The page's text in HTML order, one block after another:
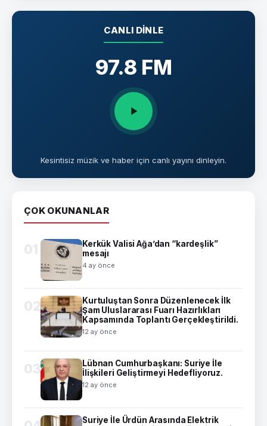
CANLI DINLE
97.8 FM
Kesintisiz müzik ve haber için canlı yayını dinleyin.
ÇOK OKUNANLAR
01
Kerkük Valisi Ağa’dan “kardeşlik”
mesajı
4 ay önce
02
Kurtuluştan Sonra Düzenlenecek İlk
Şam Uluslararası Fuarı Hazırlıkları
Kapsamında Toplantı Gerçekleştirildi.
12 ay önce
03
Lübnan Cumhurbaşkanı: Suriye İle
İlişkileri Geliştirmeyi Hedefliyoruz.
12 ay önce
Suriye İle Ürdün Arasında Elektrik